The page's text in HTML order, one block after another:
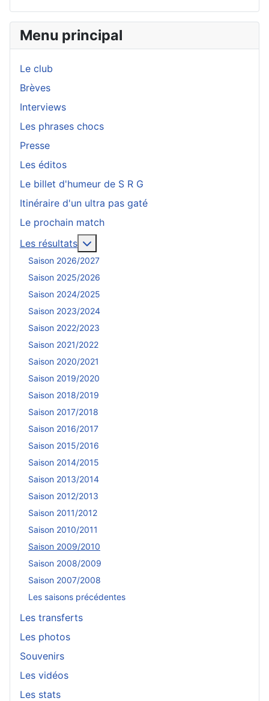
Menu principal
Le club
Brèves
Interviews
Les phrases chocs
Presse
Les éditos
Le billet d'humeur de S R G
Itinéraire d'un ultra pas gaté
Le prochain match
Les résultats
Saison 2026/2027
Saison 2025/2026
Saison 2024/2025
Saison 2023/2024
Saison 2022/2023
Saison 2021/2022
Saison 2020/2021
Saison 2019/2020
Saison 2018/2019
Saison 2017/2018
Saison 2016/2017
Saison 2015/2016
Saison 2014/2015
Saison 2013/2014
Saison 2012/2013
Saison 2011/2012
Saison 2010/2011
Saison 2009/2010
Saison 2008/2009
Saison 2007/2008
Les saisons précédentes
Les transferts
Les photos
Souvenirs
Les vidéos
Les stats